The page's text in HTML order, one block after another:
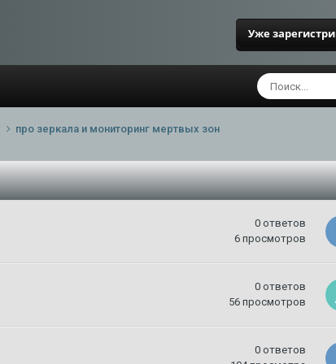
Уже
про зеркала и мониторинг мертвых зон
0 ответов
6 просмотров
0 ответов
56 просмотров
0 ответов